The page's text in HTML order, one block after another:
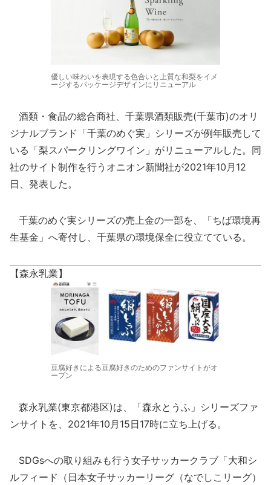
優しい味わいを表現する色合いと上質な和梨をイメ
ージするパッケージデザインにリニューアル
酒類・食品の総合商社、千葉県酒類販売(千葉市)のオリ
ジナルブランド「千葉のめぐ実」シリーズが例年販売して
いる「梨スパークリングワイン」がリニューアルした。同
社のサイト制作を行うオニオン新聞社が2021年10月12
日、発表した。
千葉のめぐ実シリーズの売上金の一部を、「ちば環境再
生基金」へ寄付し、千葉県の環境保全に役立てている。
【森永乳業】
豆腐好きによる豆腐好きのためのファンサイトがオ
ープン
森永乳業(東京都港区)は、「森永とうふ」シリーズファ
ンサイトを、2021年10月15日17時に立ち上げる。
SDGsへの取り組みも行う女子サッカークラブ「大和シ
ルフィード（日本女子サッカーリーグ（なでしこリーグ）